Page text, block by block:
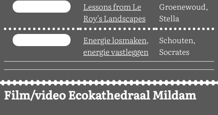
Lessons from Le
Roy's Landscapes
Groenewoud,
Stella
Energie losmaken,
energie vastleggen
Schouten,
Socrates
Film/video Ecokathedraal Mildam